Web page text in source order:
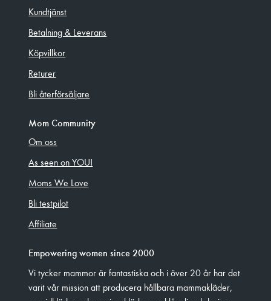
Kundtjänst
Betalning & Leverans
Köpvillkor
Returer
Bli återförsäljare
Mom Community
Om oss
As seen on YOU!
Moms We Love
Bli testpilot
Affiliate
Empowering women since 2000
Vi tycker mammor är fantastiska och i över 20 år har det
varit vår mission att producera hållbara mammakläder,